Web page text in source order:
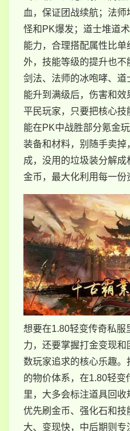
血，保证团战续航；法
怪和PK爆发；道士堆道
能力，合理搭配属性比
外，技能等级的提升也
剑法、法师的冰咆哮、
能升到满级后，伤害和
平民玩家，只要把核心
能在PK中战胜部分氪金
装备和材料，别随手卖
成，没用的垃圾装分解
金币，最大化利用每一份
想要在1.80轻变传奇私服
力，还要掌握打金变现
数玩家追求的核心乐趣
的物价体系，在1.80轻
里，大多会标注道具回
优先刷金币、强化石和
大、变现快，中后期则专